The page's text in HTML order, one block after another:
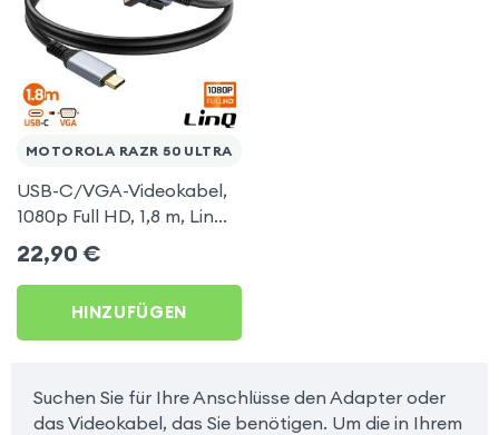
MOTOROLA RAZR 50 ULTRA
USB-C/VGA-Videokabel,
1080p Full HD, 1,8 m, LinQ
für Motorola Razr 50
Ultra
22,90 €
HINZUFÜGEN
Suchen Sie für Ihre Anschlüsse den Adapter oder
das Videokabel, das Sie benötigen. Um die in Ihrem